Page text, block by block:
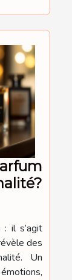
: il s’agit
des
Un